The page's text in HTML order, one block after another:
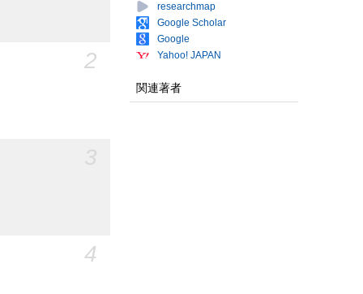
2
4
researchmap
Google Scholar
Google
Yahoo! JAPAN
関連著者